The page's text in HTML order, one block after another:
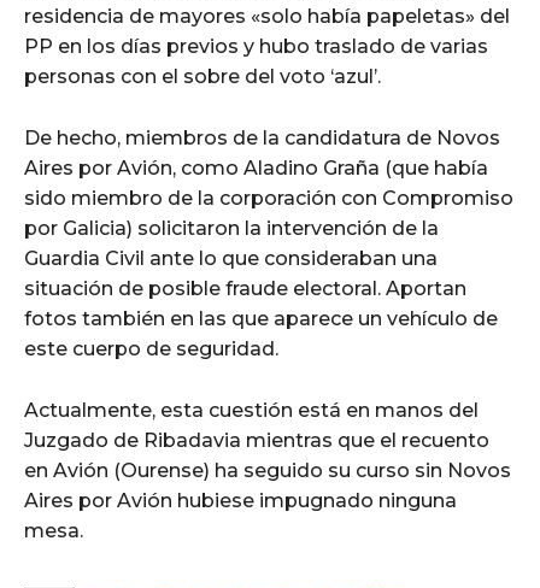
residencia de mayores «solo había papeletas» del
PP en los días previos y hubo traslado de varias
personas con el sobre del voto ‘azul’.
De hecho, miembros de la candidatura de Novos
Aires por Avión, como Aladino Graña (que había
sido miembro de la corporación con Compromiso
por Galicia) solicitaron la intervención de la
Guardia Civil ante lo que consideraban una
situación de posible fraude electoral. Aportan
fotos también en las que aparece un vehículo de
este cuerpo de seguridad.
Actualmente, esta cuestión está en manos del
Juzgado de Ribadavia mientras que el recuento
en Avión (Ourense) ha seguido su curso sin Novos
Aires por Avión hubiese impugnado ninguna
mesa.